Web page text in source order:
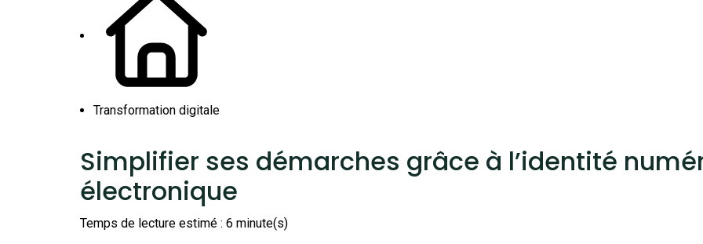
Transformation digitale
Simplifier ses démarches grâce à l’identité
électronique
Temps de lecture estimé : 6 minute(s)